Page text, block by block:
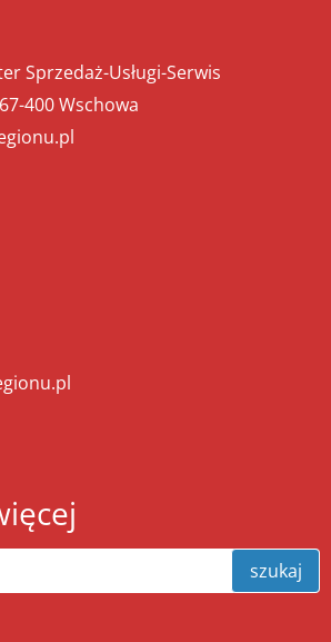
Sprzedaż-Usługi-Serwis
400 Wschowa
szukaj